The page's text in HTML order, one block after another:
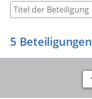
Suche nach Beteiligung
5 Beteiligungen